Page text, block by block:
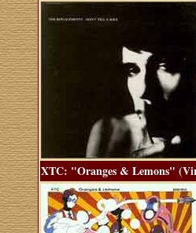
XTC: "Oranges & Lemons"